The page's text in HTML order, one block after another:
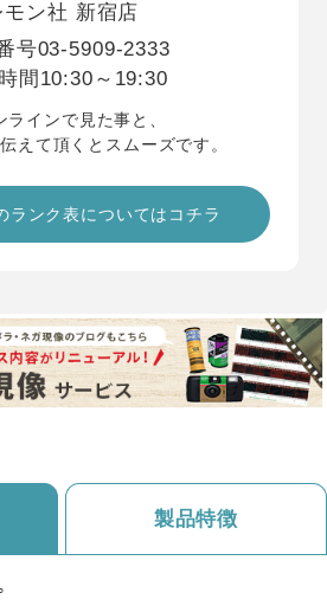
モン社 新宿店
号03-5909-2333
間 10:30～19:30
インで見た事と、
えて頂くとスムーズです。
ランク表についてはコチラ
製品特徴